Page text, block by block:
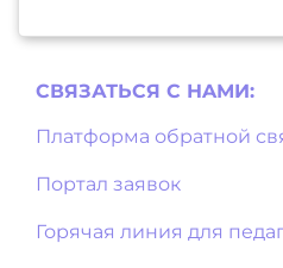
СВЯЗАТЬСЯ С НAМИ:
Платформа обратной
Портал заявок
Горячая линия для